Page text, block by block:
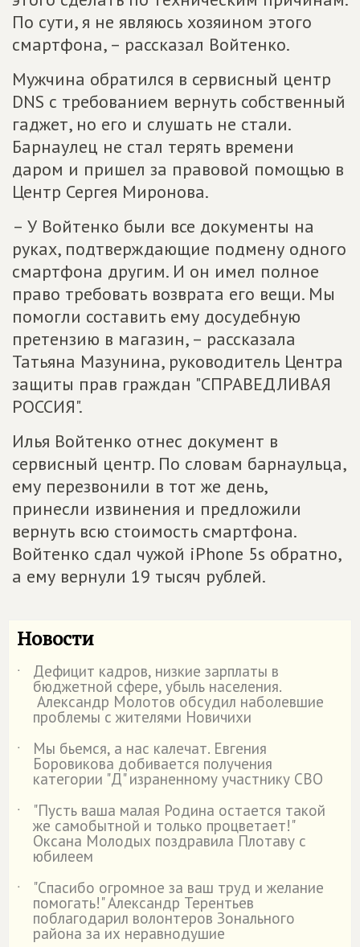
По сути, я не являюсь хозяином этого
смартфона, – рассказал Войтенко.
Мужчина обратился в сервисный центр
DNS с требованием вернуть собственный
гаджет, но его и слушать не стали.
Барнаулец не стал терять времени
даром и пришел за правовой помощью в
Центр Сергея Миронова.
– У Войтенко были все документы на
руках, подтверждающие подмену одного
смартфона другим. И он имел полное
право требовать возврата его вещи. Мы
помогли составить ему досудебную
претензию в магазин, – рассказала
Татьяна Мазунина, руководитель Центра
защиты прав граждан "СПРАВЕДЛИВАЯ
РОССИЯ".
Илья Войтенко отнес документ в
сервисный центр. По словам барнаульца,
ему перезвонили в тот же день,
принесли извинения и предложили
вернуть всю стоимость смартфона.
Войтенко сдал чужой iPhone 5s обратно,
а ему вернули 19 тысяч рублей.
Новости
˙ Дефицит кадров, низкие зарплаты в
бюджетной сфере, убыль населения.
Александр Молотов обсудил наболевшие
проблемы с жителями Новичихи
˙
Мы бьемся, а нас калечат. Евгения
Боровикова добивается получения
категории "Д" израненному участнику СВО
˙
"Пусть ваша малая Родина остается такой
же самобытной и только процветает!"
Оксана Молодых поздравила Плотаву с
юбилеем
˙
"Спасибо огромное за ваш труд и желание
помогать!" Александр Терентьев
поблагодарил волонтеров Зонального
района за их неравнодушие